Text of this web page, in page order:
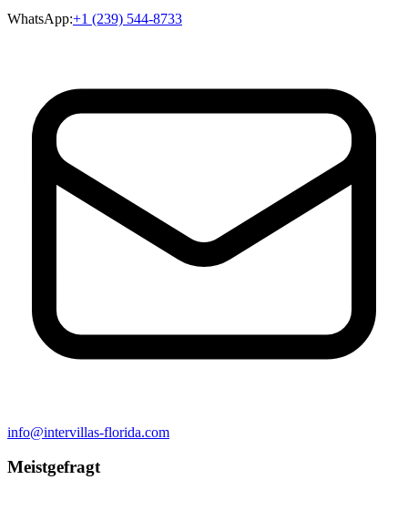
WhatsApp:+1 (239) 544-8733
info@intervillas-florida.com
Meistgefragt